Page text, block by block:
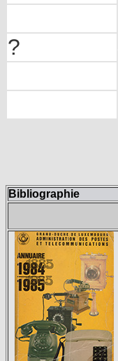
?
Bibliographie